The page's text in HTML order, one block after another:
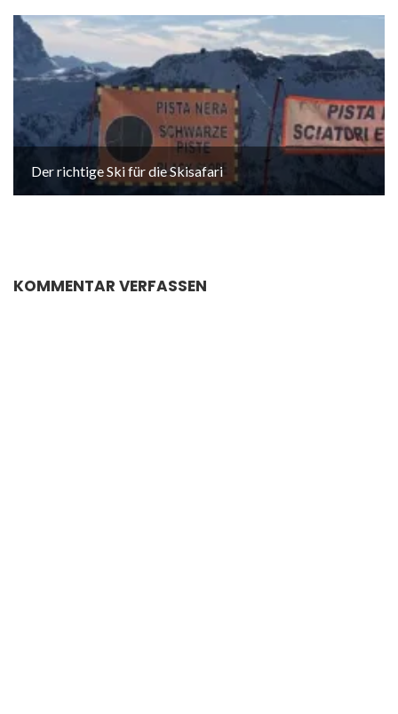
Der richtige Ski für die Skisafari
KOMMENTAR VERFASSEN